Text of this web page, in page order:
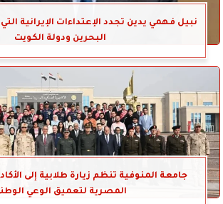
نبيل فهمي يدين تجدد الإعتداءات الإيرانية
البحرين ودولة الكويت
جامعة المنوفية تنظم زيارة طلابية إلى
المصرية لتعميق الوعي